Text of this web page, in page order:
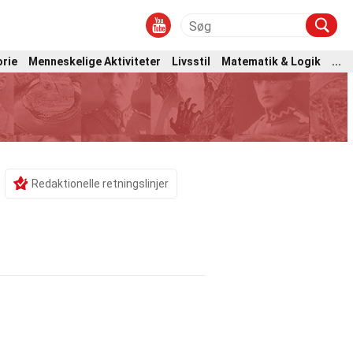
Menneskelige Aktiviteter Livsstil Matematik & Logik ...
Redaktionelle retningslinjer